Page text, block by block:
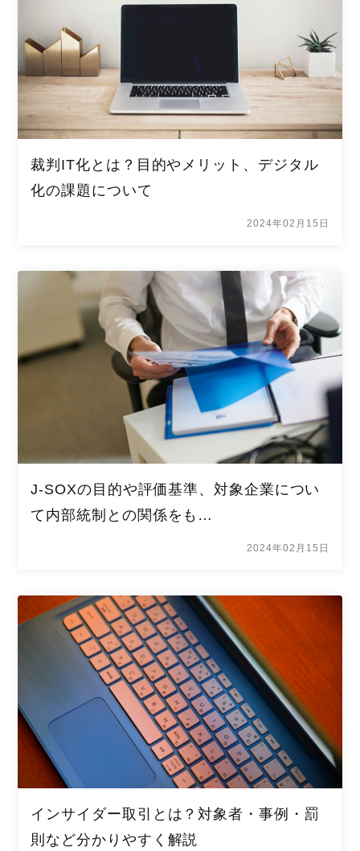
裁判IT化とは？目的やメリット、デジタル
化の課題について
2024年02月15日
J-SOXの目的や評価基準、対象企業につい
て内部統制との関係をも…
2024年02月15日
インサイダー取引とは？対象者・事例・罰
則など分かりやすく解説